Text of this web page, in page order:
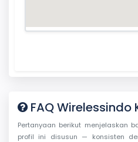
FAQ Wirelessindo
Pertanyaan berikut menjelaskan
profil ini disusun — konsisten